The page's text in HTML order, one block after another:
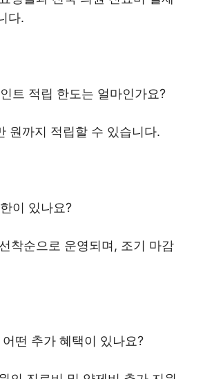
다.
트 적립 한도는 얼마인가요?
원까지 적립할 수 있습니다.
이 있나요?
착순으로 운영되며, 조기 마감
떤 추가 혜택이 있나요?